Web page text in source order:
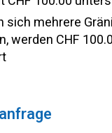
sich mehrere
werden CHF